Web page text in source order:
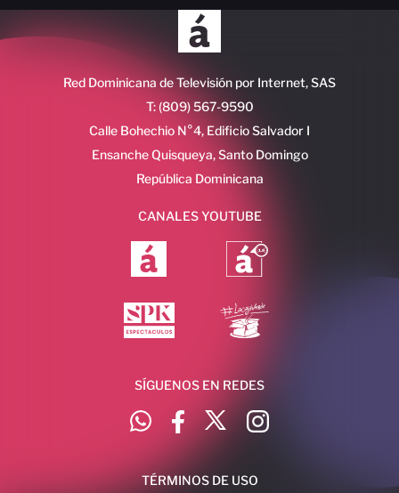
Red Dominicana de Televisión por Internet, SAS
T: (809) 567-9590
Calle Bohechio N°4, Edificio Salvador I
Ensanche Quisqueya, Santo Domingo
República Dominicana
CANALES YOUTUBE
SÍGUENOS EN REDES
TÉRMINOS DE USO